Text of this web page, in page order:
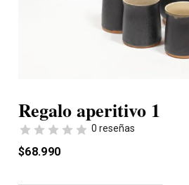
Regalo aperitivo 1
0 reseñas
$68.990